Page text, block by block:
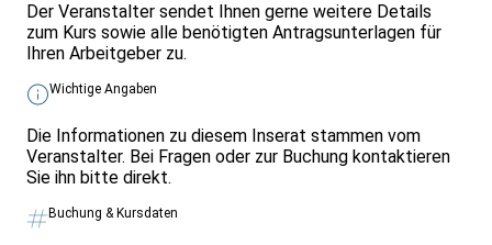
Der Veranstalter sendet Ihnen gerne weitere Details
zum Kurs sowie alle benötigten Antragsunterlagen für
Ihren Arbeitgeber zu.
Wichtige Angaben
Die Informationen zu diesem Inserat stammen vom
Veranstalter. Bei Fragen oder zur Buchung kontaktieren
Sie ihn bitte direkt.
Buchung & Kursdaten